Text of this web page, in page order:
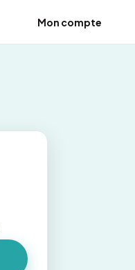
Mon compte